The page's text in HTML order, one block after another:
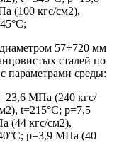
(100 кгс/см2),
57÷720 мм
сталей по
параметрами среды:
МПа (240 кгс/
t=215°С; р=7,5
(44 кгс/см2),
р=3,9 МПа (40